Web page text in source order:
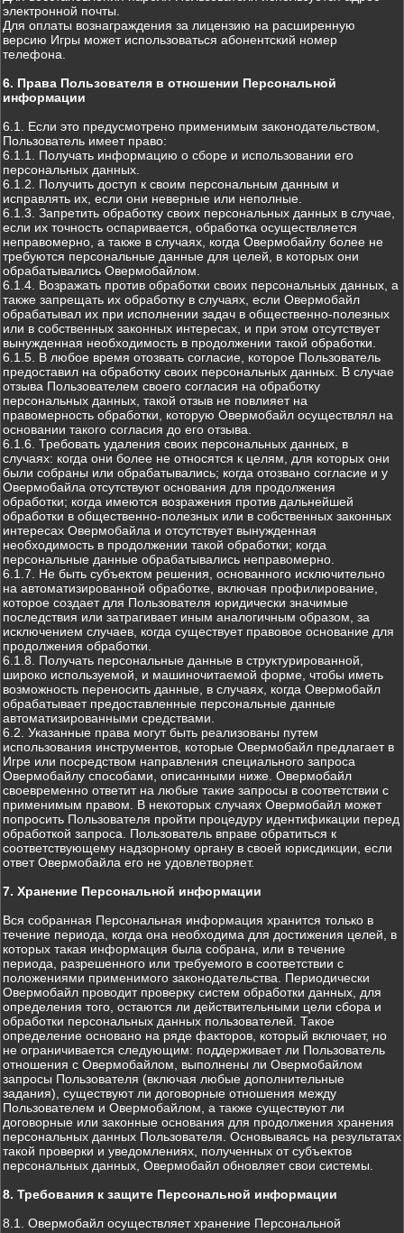
электронной почты.
Для оплаты вознаграждения за лицензию на расширенную
версию Игры может использоваться абонентский номер
телефона.
6. Права Пользователя в отношении Персональной
информации
6.1. Если это предусмотрено применимым законодательством,
Пользователь имеет право:
6.1.1. Получать информацию о сборе и использовании его
персональных данных.
6.1.2. Получить доступ к своим персональным данным и
исправлять их, если они неверные или неполные.
6.1.3. Запретить обработку своих персональных данных в случае,
если их точность оспаривается, обработка осуществляется
неправомерно, а также в случаях, когда Овермобайлу более не
требуются персональные данные для целей, в которых они
обрабатывались Овермобайлом.
6.1.4. Возражать против обработки своих персональных данных, а
также запрещать их обработку в случаях, если Овермобайл
обрабатывал их при исполнении задач в общественно-полезных
или в собственных законных интересах, и при этом отсутствует
вынужденная необходимость в продолжении такой обработки.
6.1.5. В любое время отозвать согласие, которое Пользователь
предоставил на обработку своих персональных данных. В случае
отзыва Пользователем своего согласия на обработку
персональных данных, такой отзыв не повлияет на
правомерность обработки, которую Овермобайл осуществлял на
основании такого согласия до его отзыва.
6.1.6. Требовать удаления своих персональных данных, в
случаях: когда они более не относятся к целям, для которых они
были собраны или обрабатывались; когда отозвано согласие и у
Овермобайла отсутствуют основания для продолжения
обработки; когда имеются возражения против дальнейшей
обработки в общественно-полезных или в собственных законных
интересах Овермобайла и отсутствует вынужденная
необходимость в продолжении такой обработки; когда
персональные данные обрабатывались неправомерно.
6.1.7. Не быть субъектом решения, основанного исключительно
на автоматизированной обработке, включая профилирование,
которое создает для Пользователя юридически значимые
последствия или затрагивает иным аналогичным образом, за
исключением случаев, когда существует правовое основание для
продолжения обработки.
6.1.8. Получать персональные данные в структурированной,
широко используемой, и машиночитаемой форме, чтобы иметь
возможность переносить данные, в случаях, когда Овермобайл
обрабатывает предоставленные персональные данные
автоматизированными средствами.
6.2. Указанные права могут быть реализованы путем
использования инструментов, которые Овермобайл предлагает в
Игре или посредством направления специального запроса
Овермобайлу способами, описанными ниже. Овермобайл
своевременно ответит на любые такие запросы в соответствии с
применимым правом. В некоторых случаях Овермобайл может
попросить Пользователя пройти процедуру идентификации перед
обработкой запроса. Пользователь вправе обратиться к
соответствующему надзорному органу в своей юрисдикции, если
ответ Овермобайла его не удовлетворяет.
7. Хранение Персональной информации
Вся собранная Персональная информация хранится только в
течение периода, когда она необходима для достижения целей, в
которых такая информация была собрана, или в течение
периода, разрешенного или требуемого в соответствии с
положениями применимого законодательства. Периодически
Овермобайл проводит проверку систем обработки данных, для
определения того, остаются ли действительными цели сбора и
обработки персональных данных пользователей. Такое
определение основано на ряде факторов, который включает, но
не ограничивается следующим: поддерживает ли Пользователь
отношения с Овермобайлом, выполнены ли Овермобайлом
запросы Пользователя (включая любые дополнительные
задания), существуют ли договорные отношения между
Пользователем и Овермобайлом, а также существуют ли
договорные или законные основания для продолжения хранения
персональных данных Пользователя. Основываясь на результатах
такой проверки и уведомлениях, полученных от субъектов
персональных данных, Овермобайл обновляет свои системы.
8. Требования к защите Персональной информации
8.1. Овермобайл осуществляет хранение Персональной